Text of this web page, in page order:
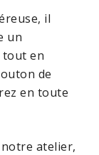
il
un
tout en
de
en toute
atelier,